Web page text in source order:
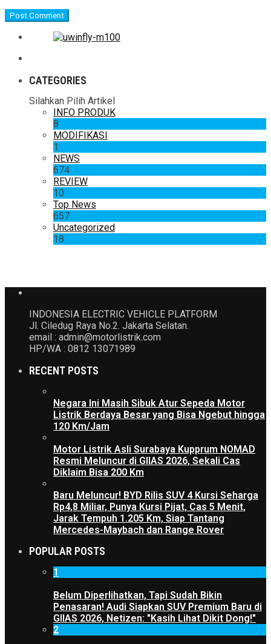
CATEGORIES
Silahkan Pilih Artikel
INFO PRODUK
8
MODIFIKASI
1
NEWS
674
REVIEW
10
Top News
657
Uncategorized
18
INDONESIA ELECTRIC VEHICLE PLATFORM
Jl. Ciledug Raya No.2. Jakarta Selatan.
email : admin@motorlistrik.com
HP/WA : 0812 13071989
RECENT POSTS
Negara Ini Masih Sibuk Atur Sepeda Motor
Listrik Berdaya Besar yang Bisa Ngebut hingga
120 Km/Jam
Motor Listrik Asli Surabaya Kupprum NOMAD
Resmi Meluncur di GIIAS 2026, Sekali Cas
Diklaim Bisa 200 Km
Baru Meluncur! BYD Rilis SUV 4 Kursi Seharga
Rp4,8 Miliar, Punya Kursi Pijat, Cas 5 Menit,
Jarak Tempuh 1.205 Km, Siap Tantang
Mercedes-Maybach dan Range Rover
POPULAR POSTS
1
Belum Diperlihatkan, Tapi Sudah Bikin
Penasaran! Audi Siapkan SUV Premium Baru di
GIIAS 2026, Netizen: "Kasih Lihat Dikit Dong!"
2